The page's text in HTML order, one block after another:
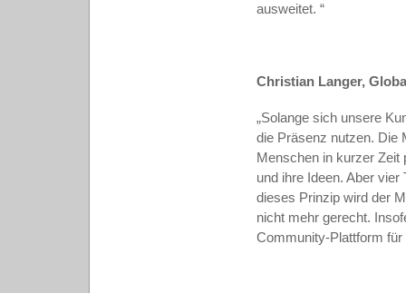
ausweitet. “
Christian Langer,
„Solange sich unsere
die Präsenz nutzen. Die
Menschen in kurzer Zeit
und ihre Ideen. Aber vier
dieses Prinzip wird der
nicht mehr gerecht.
Community-Plattform für